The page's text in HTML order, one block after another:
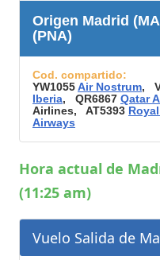
Origen Madrid
(PNA)
Cod. compartido:
YW1055Air Nostrum,
Iberia, QR6867 Qatar
Airlines, AT5393
Airways
Hora actual de
(11:25 am)
Vuelo Salida de